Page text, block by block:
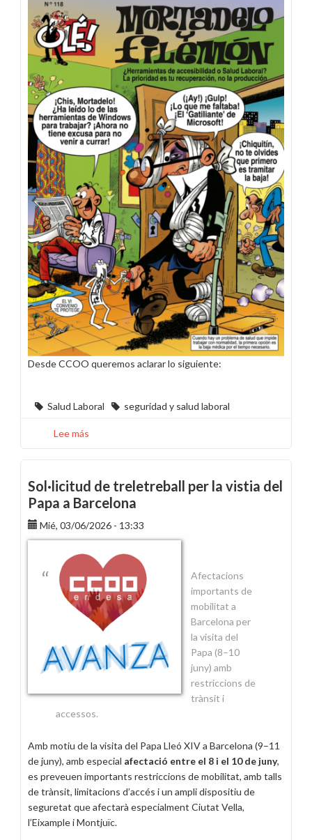
Endesa
de
2025
demuestran
la
pérdida
de
poder
adquisitivo
Desde CCOO queremos aclarar lo siguiente:
Salud Laboral seguridad y salud laboral
Lee más
opción
es
la
baja
médica
por
tiempo
necesario
Sol·licitud de treletreball per la vistia del
Papa a Barcelona
Mié, 03/06/2026 - 13:33
Afectacions
importants de
mobilitat a
Barcelona per
la visita del
Papa (8–10
juny) amb
restriccions de
trànsit i
accessos.
Amb motiu de la visita del Papa Lleó XIV a Barcelona (9–11
de juny), amb especial afectació entre el 8 i el 10 de juny,
es preveuen importants restriccions de mobilitat, amb talls
de trànsit, limitacions d’accés i un ampli dispositiu de
seguretat que afectarà especialment Ciutat Vella,
l’Eixample i Montjuïc.